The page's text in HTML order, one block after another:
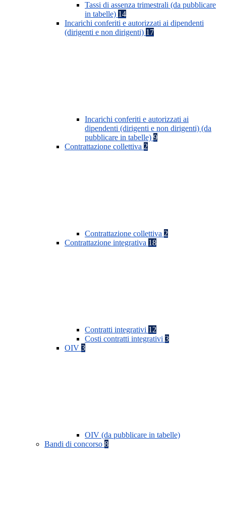
Tassi di assenza trimestrali (da pubblicare
in tabelle) 14
Incarichi conferiti e autorizzati ai dipendenti
(dirigenti e non dirigenti) 17
Incarichi conferiti e autorizzati ai
dipendenti (dirigenti e non dirigenti) (da
pubblicare in tabelle) 9
Contrattazione collettiva 2
Contrattazione collettiva 2
Contrattazione integrativa 18
Contratti integrativi 12
Costi contratti integrativi 3
OIV 3
OIV (da pubblicare in tabelle)
Bandi di concorso 8